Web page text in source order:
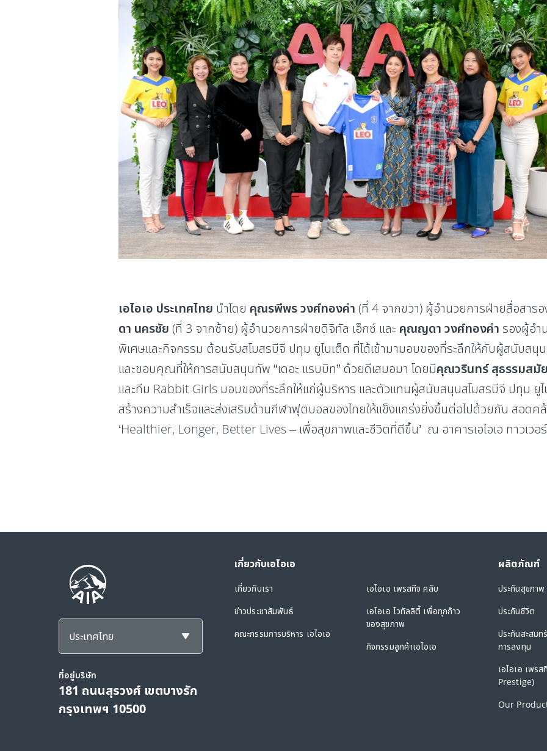
เอไอเอ ประเทศไทย นำโดย คุณรพีพร วงศ์ทองคำ (ที่ 4 จากขวา) ผู้อำนวยการฝ่ายสื่อสา
ดา นครชัย (ที่ 3 จากซ้าย) ผู้อำนวยการฝ่ายดิจิทัล เอ็กซ์ และ คุณญดา วงศ์ทองคำ รองผู้อำ
พิเศษและกิจกรรม ต้อนรับสโมสรบีจี ปทุม ยูไนเต็ด ที่ได้เข้ามามอบของที่ระลึกให้กับผู้สนับส
และขอบคุณที่ให้การสนับสนุนทัพ “เดอะ แรบบิท” ด้วยดีเสมอมา โดยมีคุณวรินทร์ สุธรรมสมั
และทีม Rabbit Girls มอบของที่ระลึกให้แก่ผู้บริหาร และตัวแทนผู้สนับสนุนสโมสรบีจี ปทุม ยูไ
สร้างความสำเร็จและส่งเสริมด้านกีฬาฟุตบอลของไทยให้แข็งแกร่งยิ่งขึ้นต่อไปด้วยกัน สอด
‘Healthier, Longer, Better Lives – เพื่อสุขภาพและชีวิตที่ดีขึ้น’ ณ อาคารเอไอเอ ทาวเวอ
ประเทศไทย
ที่อยู่บริษัท
181 ถนนสุรวงศ์ เขตบางรัก
กรุงเทพฯ 10500
เกี่ยวกับเอไอเอ
เกี่ยวกับเรา
ข่าวประชาสัมพันธ์
คณะกรรมการบริหาร เอไอเอ
เอไอเอ เพรสทีจ คลับ
เอไอเอ ไวทัลลิตี้ เพื่อทุกก้าว
ของสุขภาพ
กิจกรรมลูกค้าเอไอเอ
ผลิตภัณฑ์
ประกันสุขภาพ
ประกันชีวิต
ประกันสะสม
การลงทุน
เอไอเอ เพร
Prestige)
Our